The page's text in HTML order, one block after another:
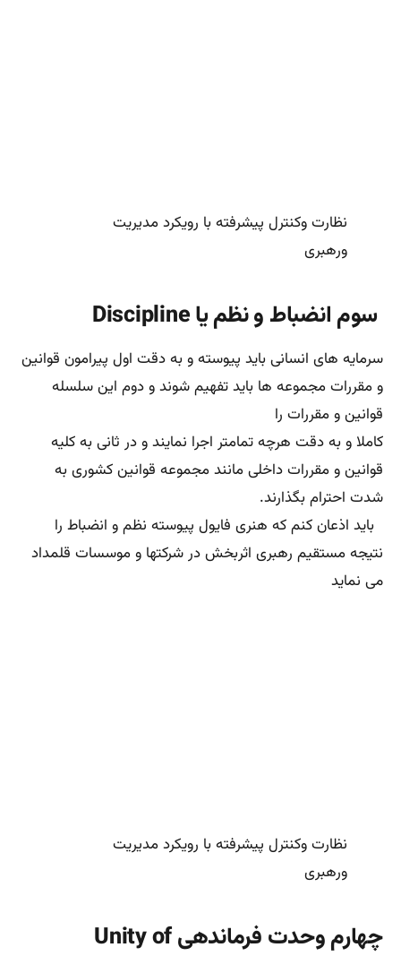
سرمایه های انسانی باید پیوسته و به دقت اول پیرامون قوانین
و مقررات مجموعه ها باید تفهیم شوند و دوم این سلسله
کاملا و به دقت هرچه تمامتر اجرا نمایند و در ثانی به کلیه
قوانین و مقررات داخلی مانند مجموعه قوانین کشوری به
شدت احترام بگذارند.
باید اذعان کنم که هنری فایول پیوسته نظم و انضباط را
نتیجه مستقیم رهبری اثربخش در شرکتها و موسسات قلمداد
می نماید
نظارت وکنترل پیشرفته با رویکرد مدیریت
ورهبری
بعنوان
مشاور عالی کسب و کار به شدت معتقد است که شرکت
با رویکرد ماتریسی